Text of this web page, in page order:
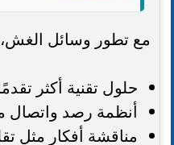
مع تطور وسائل الغش،
حلول تقنية أكثر
أنظمة رصد واتصال
مناقشة أفكار مثل